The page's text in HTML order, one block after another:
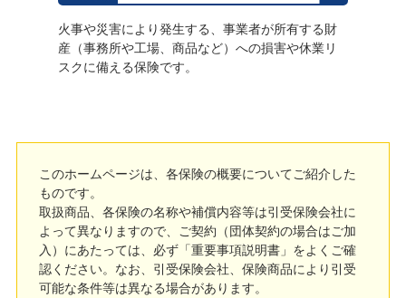
火事や災害により発生する、事業者が所有する財
産（事務所や工場、商品など）への損害や休業リ
スクに備える保険です。
このホームページは、各保険の概要についてご紹介した
ものです。
取扱商品、各保険の名称や補償内容等は引受保険会社に
よって異なりますので、ご契約（団体契約の場合はご加
入）にあたっては、必ず「重要事項説明書」をよくご確
認ください。なお、引受保険会社、保険商品により引受
可能な条件等は異なる場合があります。